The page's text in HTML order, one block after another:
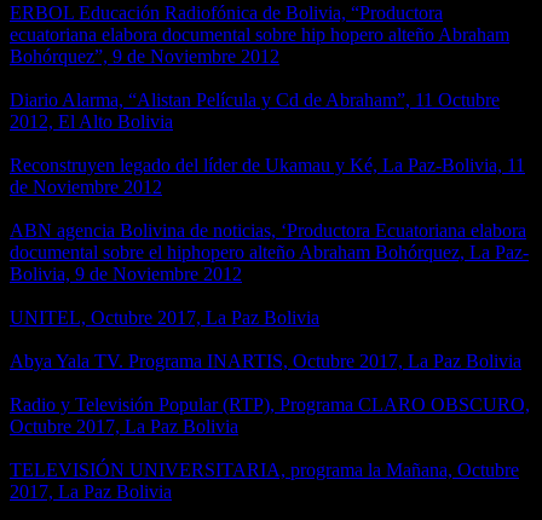
ERBOL Educación Radiofónica de Bolivia, “Productora
ecuatoriana elabora documental sobre hip hopero alteño Abraham
Bohórquez”, 9 de Noviembre 2012
Diario Alarma, “Alistan Película y Cd de Abraham”, 11 Octubre
2012, El Alto Bolivia
Reconstruyen legado del líder de Ukamau y Ké, La Paz-Bolivia, 11
de Noviembre 2012
ABN agencia Bolivina de noticias, ‘Productora Ecuatoriana elabora
documental sobre el hiphopero alteño Abraham Bohórquez, La Paz-
Bolivia, 9 de Noviembre 2012
UNITEL, Octubre 2017, La Paz Bolivia
Abya Yala TV. Programa INARTIS, Octubre 2017, La Paz Bolivia
Radio y Televisión Popular (RTP), Programa CLARO OBSCURO,
Octubre 2017, La Paz Bolivia
TELEVISIÓN UNIVERSITARIA, programa la Mañana, Octubre
2017, La Paz Bolivia